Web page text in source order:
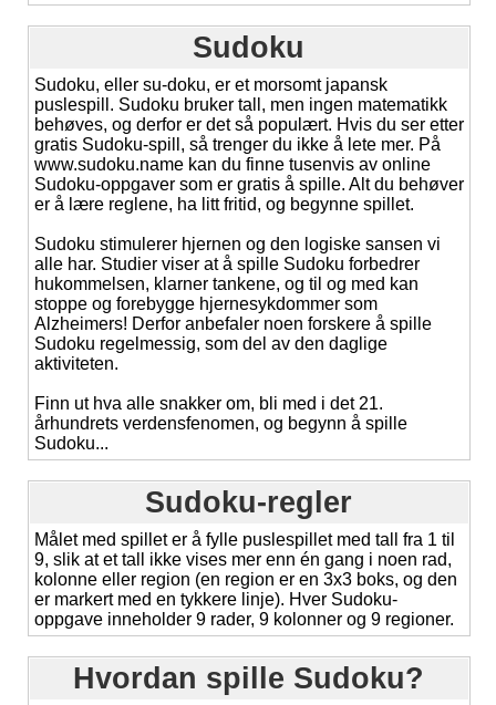
Sudoku
Sudoku, eller su-doku, er et morsomt japansk
puslespill. Sudoku bruker tall, men ingen matematikk
behøves, og derfor er det så populært. Hvis du ser etter
gratis Sudoku-spill, så trenger du ikke å lete mer. På
www.sudoku.name kan du finne tusenvis av online
Sudoku-oppgaver som er gratis å spille. Alt du behøver
er å lære reglene, ha litt fritid, og begynne spillet.
Sudoku stimulerer hjernen og den logiske sansen vi
alle har. Studier viser at å spille Sudoku forbedrer
hukommelsen, klarner tankene, og til og med kan
stoppe og forebygge hjernesykdommer som
Alzheimers! Derfor anbefaler noen forskere å spille
Sudoku regelmessig, som del av den daglige
aktiviteten.
Finn ut hva alle snakker om, bli med i det 21.
århundrets verdensfenomen, og begynn å spille
Sudoku...
Sudoku-regler
Målet med spillet er å fylle puslespillet med tall fra 1 til
9, slik at et tall ikke vises mer enn én gang i noen rad,
kolonne eller region (en region er en 3x3 boks, og den
er markert med en tykkere linje). Hver Sudoku-
oppgave inneholder 9 rader, 9 kolonner og 9 regioner.
Hvordan spille Sudoku?